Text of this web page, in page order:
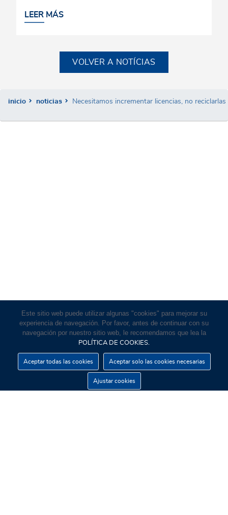
inicio noticias Necesitamos incrementar licencias, no reciclarlas
LEER MÁS
VOLVER A NOTÍCIAS
Este sitio web puede utilizar algunas "cookies" para mejorar su
experiencia de navegación. Por favor, antes de continuar con su
navegación por nuestro sitio web, le recomendamos que lea la
POLÍTICA DE COOKIES.
Aceptar todas las cookies Aceptar solo las cookies necesarias
Ajustar cookies